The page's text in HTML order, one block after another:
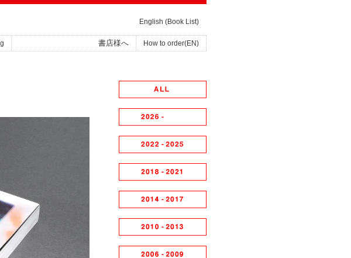
English (Book List)
書店様へ How to order(EN)